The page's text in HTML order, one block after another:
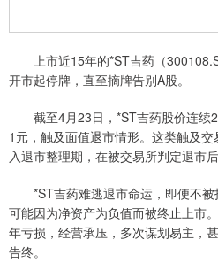
上市近15年的*ST吉药（
开市起停牌，直至摘牌告别A股。
截至4月23日，*ST吉药股价连续
1元，触及面值退市情形。这类触及
入退市整理期，在被交易所判定退市
*ST吉药难逃退市命运，即便不被
可能因为净资产为负值而被终止上市
年亏损，经营承压，多次谋划易主，
告终。